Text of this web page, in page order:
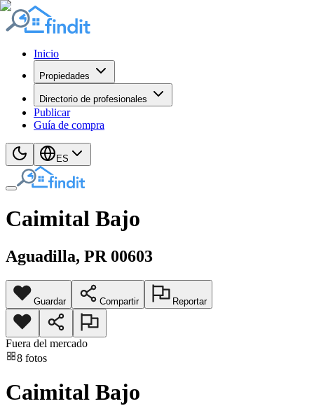
Inicio
Propiedades
Directorio de profesionales
Publicar
Guía de compra
ES
Caimital Bajo
Aguadilla, PR 00603
Guardar Compartir Reportar
Fuera del mercado
8 fotos
Caimital Bajo